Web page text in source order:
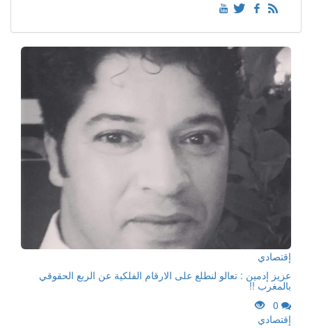
إقتصادي
عزيز إدمين : تعالو لنطلع على الارقام الفلكية عن الربع الحقوقي
بالمغرب !!
0
إقتصادي